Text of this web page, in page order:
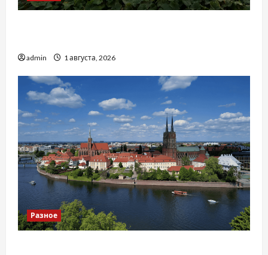
admin 1 августа, 2026
Разное